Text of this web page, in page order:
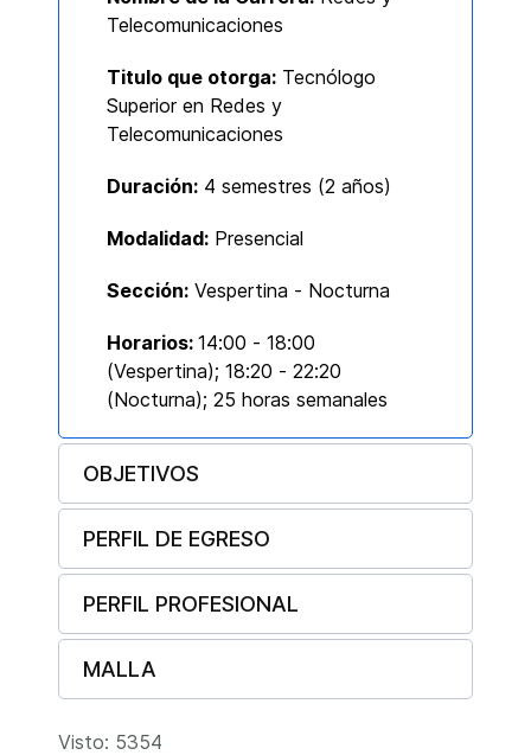
Telecomunicaciones
Titulo que otorga: Tecnólogo
Superior en Redes y
Telecomunicaciones
Duración: 4 semestres (2 años)
Modalidad: Presencial
Sección: Vespertina - Nocturna
Horarios: 14:00 - 18:00
(Vespertina); 18:20 - 22:20
(Nocturna); 25 horas semanales
OBJETIVOS
PERFIL DE EGRESO
PERFIL PROFESIONAL
MALLA
Visto: 5354